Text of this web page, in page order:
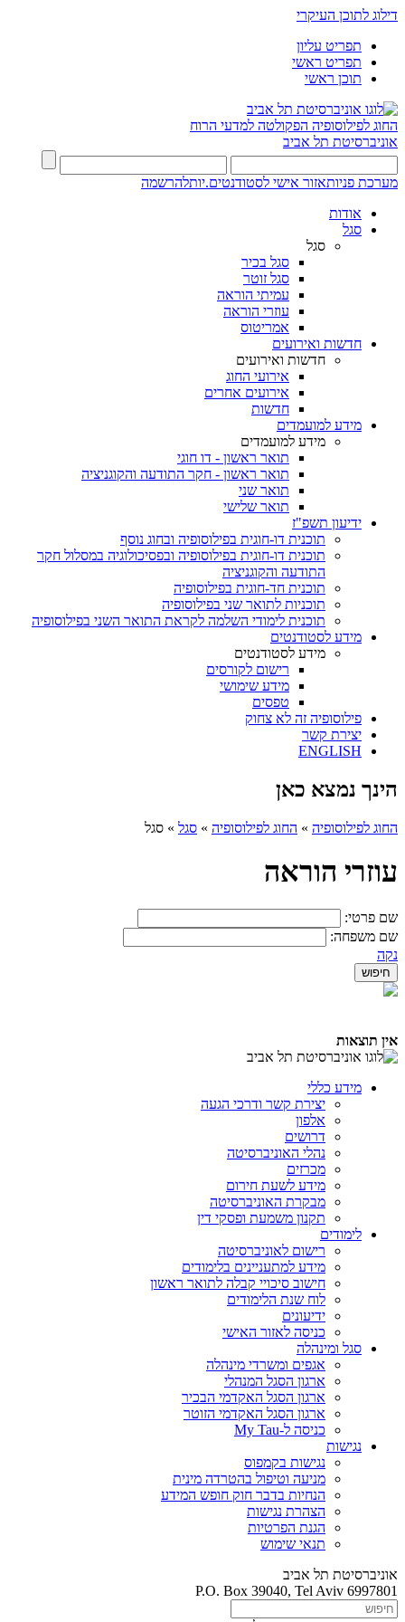
דילוג לתוכן העיקרי
תפריט עליון
תפריט ראשי
תוכן ראשי
החוג לפילוסופיה הפקולטה למדעי הרוח
אוניברסיטת תל אביב
מערכת פניותאזור אישי לסטודנטים.יותלהרשמה
אודות
סגל
סגל
סגל בכיר
סגל זוטר
עמיתי הוראה
עוזרי הוראה
אמריטוס
חדשות ואירועים
חדשות ואירועים
אירועי החוג
אירועים אחרים
חדשות
מידע למועמדים
מידע למועמדים
תואר ראשון - דו חוגי
תואר ראשון - חקר התודעה והקוגניציה
תואר שני
תואר שלישי
ידיעון תשפ"ז
תוכנית דו-חוגית בפילוסופיה ובחוג נוסף
תוכנית דו-חוגית בפילוסופיה ובפסיכולוגיה במסלול חקר
התודעה והקוגניציה
תוכנית חד-חוגית בפילוסופיה
תוכניות לתואר שני בפילוסופיה
תוכנית לימודי השלמה לקראת התואר השני בפילוסופיה
מידע לסטודנטים
מידע לסטודנטים
רישום לקורסים
מידע שימושי
טפסים
פילוסופיה זה לא צחוק
יצירת קשר
ENGLISH
הינך נמצא כאן
החוג לפילוסופיה » החוג לפילוסופיה » סגל » סגל
עוזרי הוראה
שם פרטי:
שם משפחה:
נקה
אין תוצאות
מידע כללי
יצירת קשר ודרכי הגעה
אלפון
דרושים
נהלי האוניברסיטה
מכרזים
מידע לשעת חירום
מבקרת האוניברסיטה
תקנון משמעת ופסקי דין
לימודים
רישום לאוניברסיטה
מידע למתעניינים בלימודים
חישוב סיכויי קבלה לתואר ראשון
לוח שנת הלימודים
ידיעונים
כניסה לאזור האישי
סגל ומינהלה
אגפים ומשרדי מינהלה
ארגון הסגל המנהלי
ארגון הסגל האקדמי הבכיר
ארגון הסגל האקדמי הזוטר
כניסה ל-My Tau
נגישות
נגישות בקמפוס
מניעה וטיפול בהטרדה מינית
הנחיות בדבר חוק חופש המידע
הצהרת נגישות
הגנת הפרטיות
תנאי שימוש
אוניברסיטת תל אביב
P.O. Box 39040, Tel Aviv 6997801